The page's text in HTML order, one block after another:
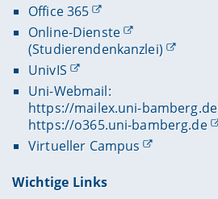
Office 365
Online-Dienste
(Studierendenkanzlei)
UnivIS
Uni-Webmail:
https://mailex.uni-bamberg.de
https://o365.uni-bamberg.de
Virtueller Campus
Wichtige Links